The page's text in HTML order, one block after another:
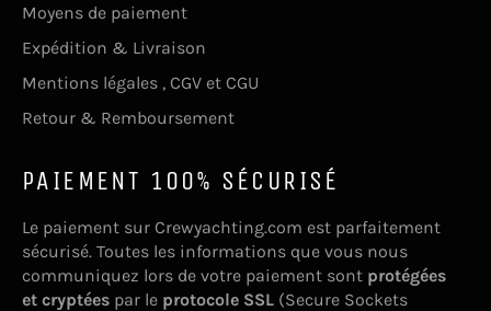
Moyens de paiement
Expédition & Livraison
Mentions légales , CGV et CGU
Retour & Remboursement
PAIEMENT 100% SÉCURISÉ
Le paiement sur Crewyachting.com est parfaitement
sécurisé. Toutes les informations que vous nous
communiquez lors de votre paiement sont protégées
et cryptées par le protocole SSL (Secure Sockets